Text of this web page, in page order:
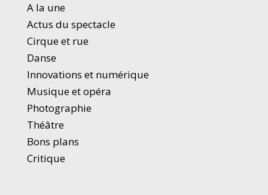
A la une
Actus du spectacle
Cirque et rue
Danse
Innovations et numérique
Musique et opéra
Photographie
Théâtre
Bons plans
Critique